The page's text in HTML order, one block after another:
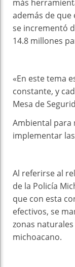
más
además de que
se incrementó
14.8 millones
«En este tema
constante, y
Mesa de
Ambiental para
implementar
Al referirse al
de la Policía
que con esta
efectivos, se
zonas
michoacano.